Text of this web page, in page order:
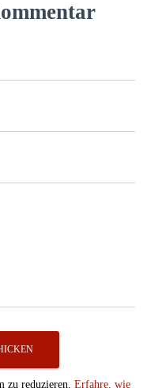
zu reduzieren. Erfahre, wie